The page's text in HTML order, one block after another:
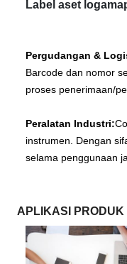
Label aset logam
Pergudangan &
Barcode dan nomor
proses penerimaan/
Peralatan Industri:
instrumen. Dengan
selama penggunaan
APLIKASI PRODUK